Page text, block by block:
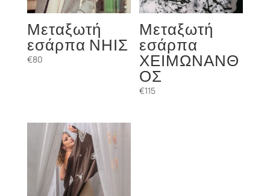
Μεταξωτή
εσάρπα ΝΗΙΣ
€80
Μεταξωτή
εσάρπα
ΧΕΙΜΩΝΑΝΘ
ΟΣ
€115